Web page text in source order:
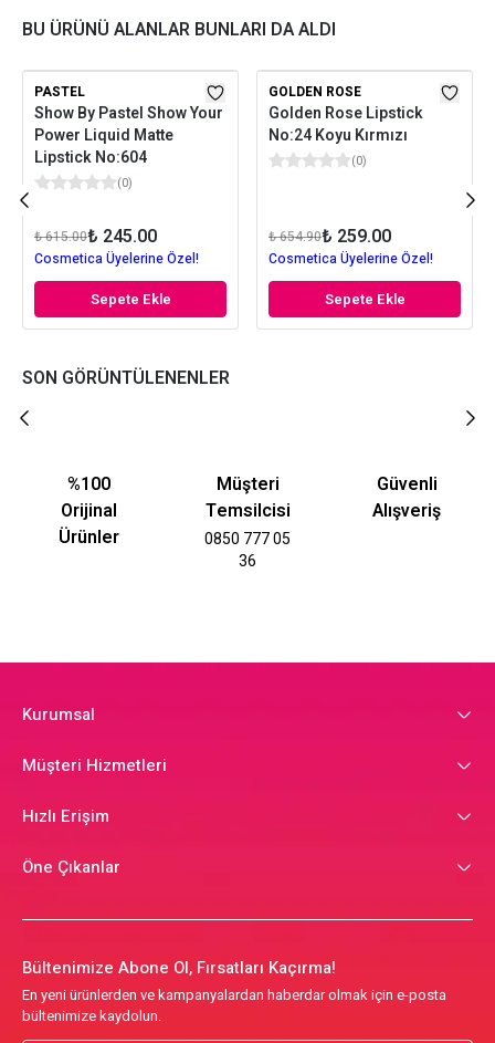
BU ÜRÜNÜ ALANLAR BUNLARI DA ALDI
PASTEL
Show By Pastel Show Your
Power Liquid Matte
Lipstick No:604
(0)
₺ 615.00₺ 245.00
Cosmetica Üyelerine Özel!
Sepete Ekle
GOLDEN ROSE
Golden Rose Lipstick
No:24 Koyu Kırmızı
(0)
₺ 654.90₺ 259.00
Cosmetica Üyelerine Özel!
Sepete Ekle
SON GÖRÜNTÜLENENLER
%100
Orijinal
Ürünler
Müşteri
Temsilcisi
0850 777 05
36
Güvenli
Alışveriş
Kurumsal
Müşteri Hizmetleri
Hızlı Erişim
Öne Çıkanlar
Bültenimize Abone Ol, Fırsatları Kaçırma!
En yeni ürünlerden ve kampanyalardan haberdar olmak için e-posta
bültenimize kaydolun.